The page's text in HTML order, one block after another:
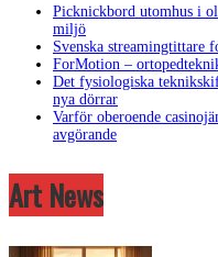
Picknickbord utomhus i
miljö
Svenska streamingtittare
ForMotion –
Det fysiologiska
nya dörrar
Varför oberoende
avgörande
Art News